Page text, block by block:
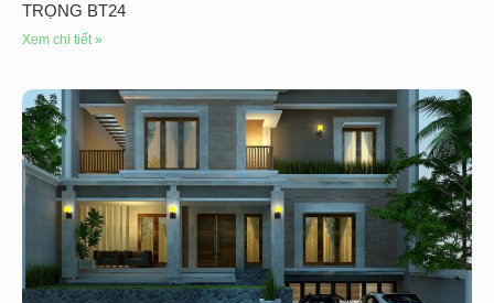
TRỌNG BT24
Xem chi tiết »